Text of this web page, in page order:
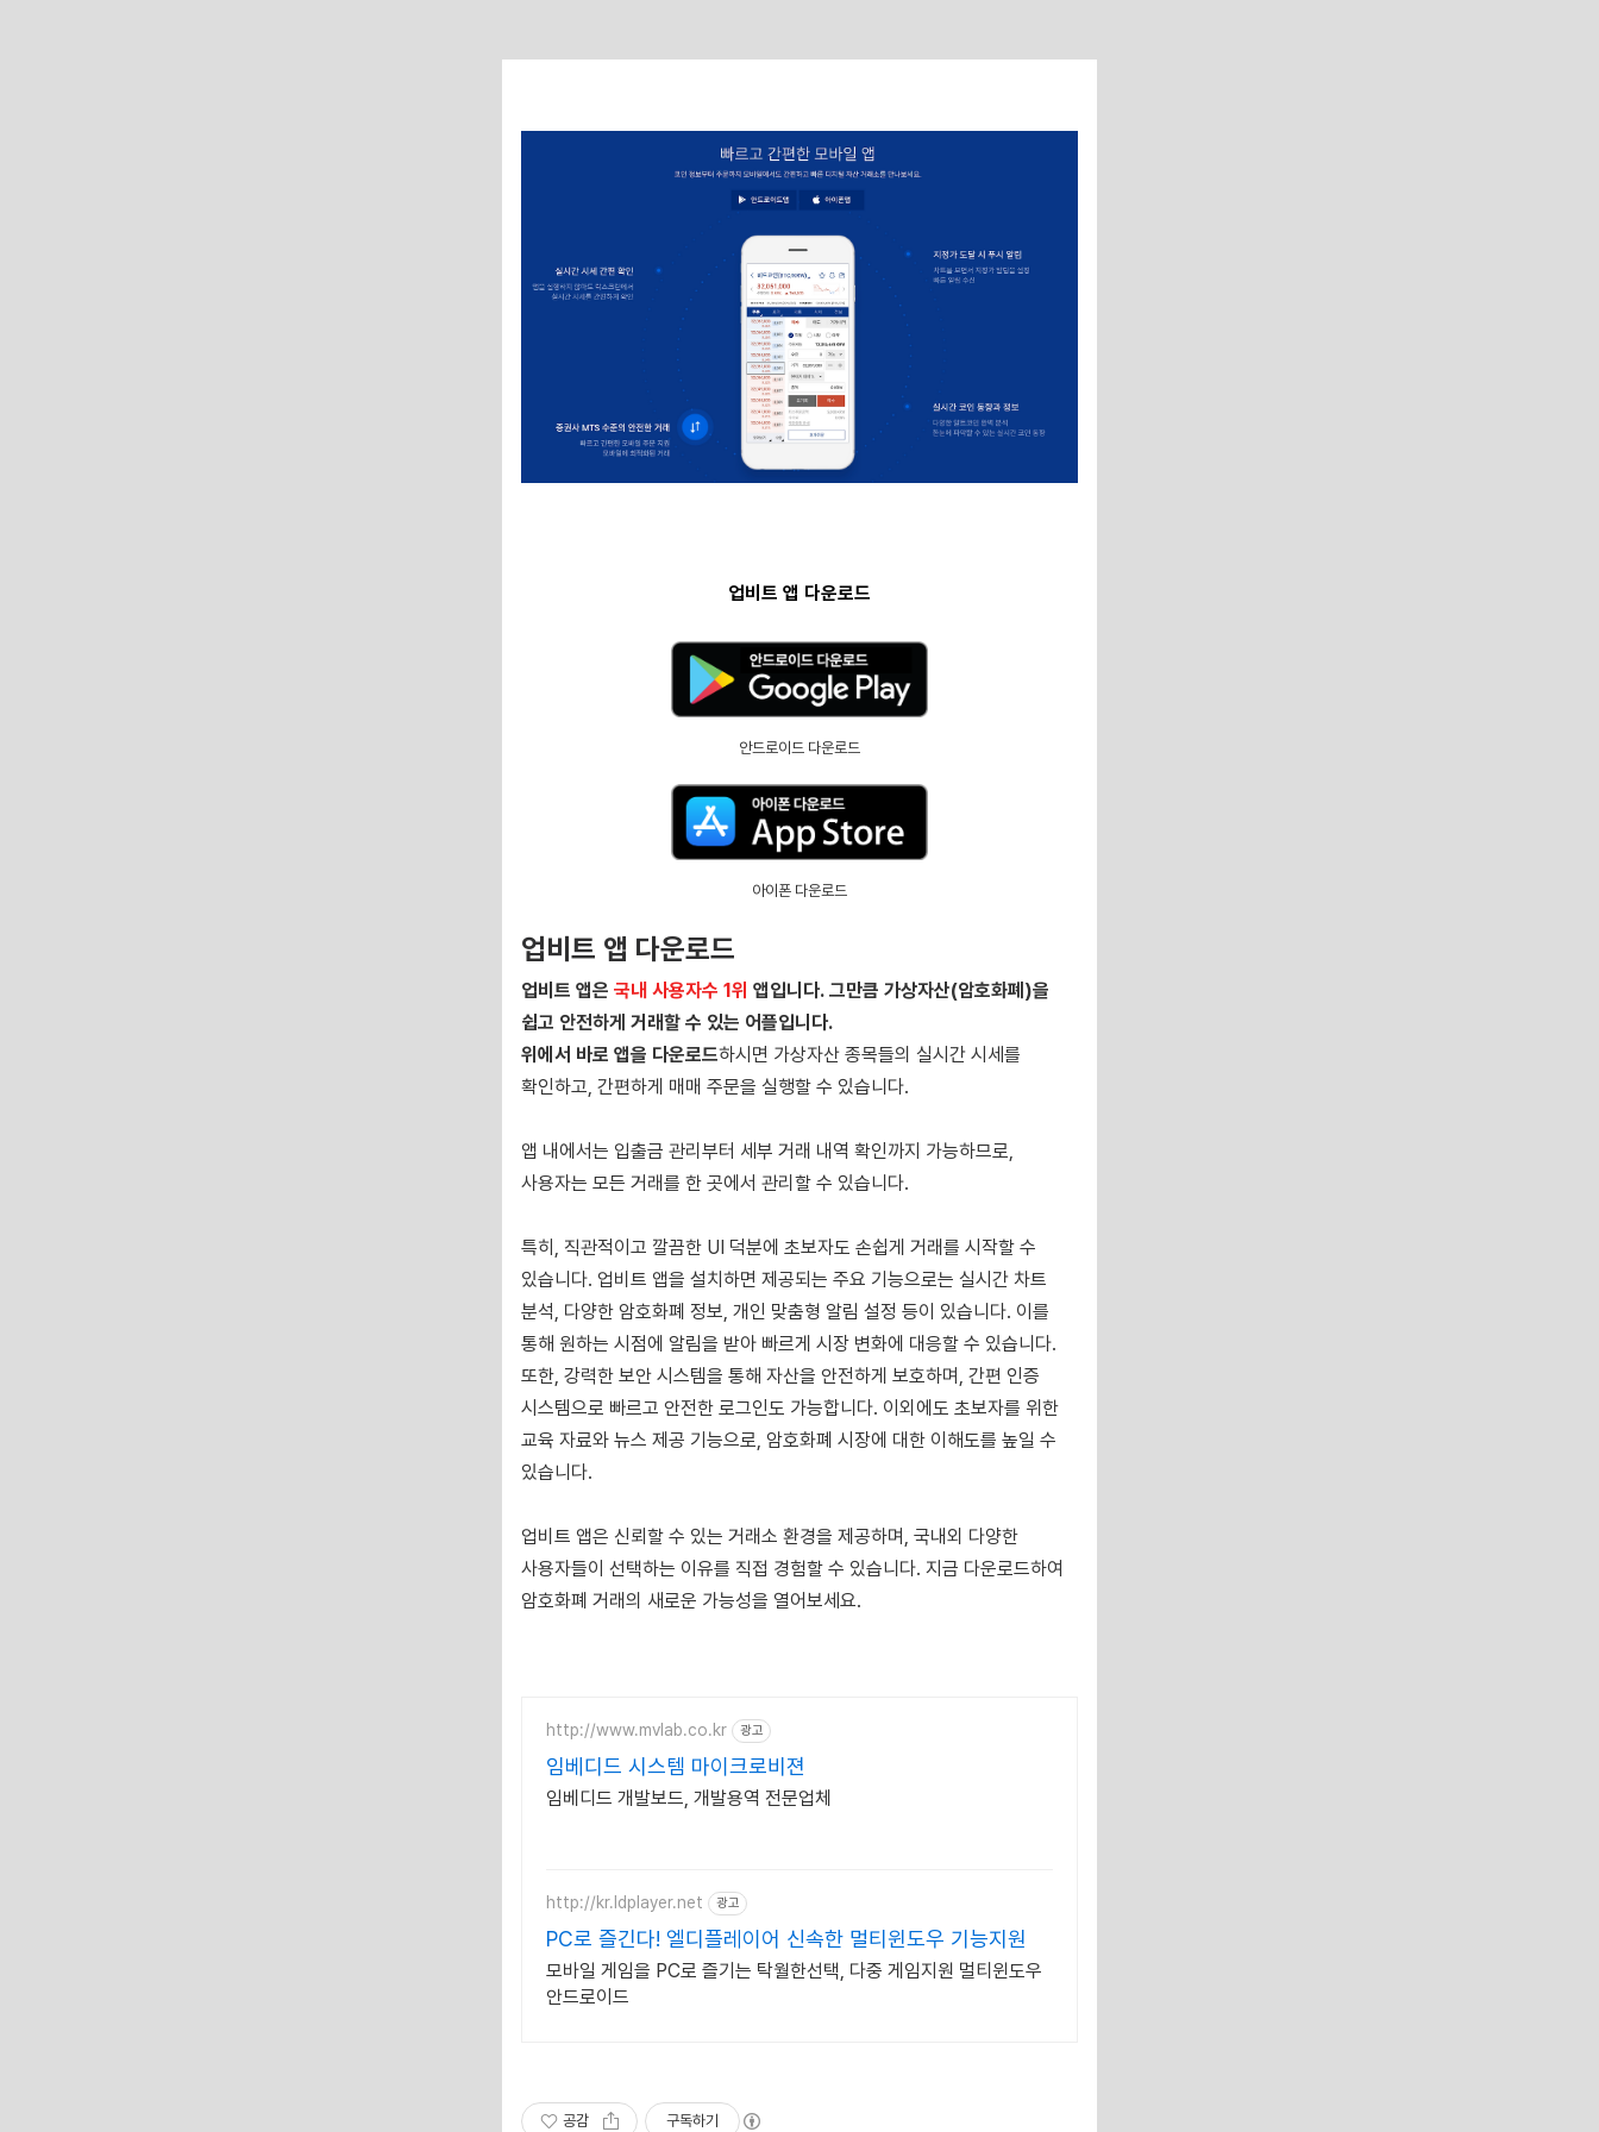
업비트 앱 다운로드
안드로이드 다운로드
아이폰 다운로드
업비트 앱 다운로드
업비트 앱은 국내 사용자수 1위 앱입니다. 그만큼 가상자산(암호화폐)을
쉽고 안전하게 거래할 수 있는 어플입니다.
위에서 바로 앱을 다운로드하시면 가상자산 종목들의 실시간 시세를
확인하고, 간편하게 매매 주문을 실행할 수 있습니다.
앱 내에서는 입출금 관리부터 세부 거래 내역 확인까지 가능하므로,
사용자는 모든 거래를 한 곳에서 관리할 수 있습니다.
특히, 직관적이고 깔끔한 UI 덕분에 초보자도 손쉽게 거래를 시작할 수
있습니다. 업비트 앱을 설치하면 제공되는 주요 기능으로는 실시간 차트
분석, 다양한 암호화폐 정보, 개인 맞춤형 알림 설정 등이 있습니다. 이를
통해 원하는 시점에 알림을 받아 빠르게 시장 변화에 대응할 수 있습니다.
또한, 강력한 보안 시스템을 통해 자산을 안전하게 보호하며, 간편 인증
시스템으로 빠르고 안전한 로그인도 가능합니다. 이외에도 초보자를 위한
교육 자료와 뉴스 제공 기능으로, 암호화폐 시장에 대한 이해도를 높일 수
있습니다.
업비트 앱은 신뢰할 수 있는 거래소 환경을 제공하며, 국내외 다양한
사용자들이 선택하는 이유를 직접 경험할 수 있습니다. 지금 다운로드하여
암호화폐 거래의 새로운 가능성을 열어보세요.
http://www.mvlab.co.kr 광고
임베디드 시스템 마이크로비젼
임베디드 개발보드, 개발용역 전문업체
http://kr.ldplayer.net 광고
PC로 즐긴다! 엘디플레이어 신속한 멀티윈도우 기능지원
모바일 게임을 PC로 즐기는 탁월한선택, 다중 게임지원 멀티윈도우
안드로이드
공감 구독하기